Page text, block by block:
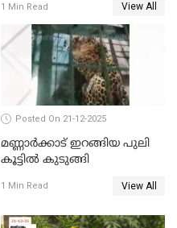
1 Min Read View All
Posted On 21-12-2025
മണ്ണാർക്കാട് ഇറങ്ങിയ പുലി
കൂട്ടിൽ കുടുങ്ങി
1 Min Read View All